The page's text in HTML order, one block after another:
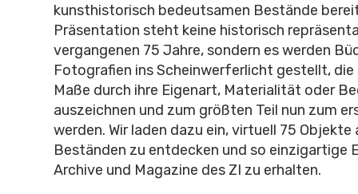
kunsthistorisch bedeutsamen Bestände
Präsentation steht keine historisch
vergangenen 75 Jahre, sondern es werden
Fotografien ins Scheinwerferlicht gestellt, die
Maße durch ihre Eigenart, Materialität oder
auszeichnen und zum größten Teil nun zum
werden. Wir laden dazu ein, virtuell 75 Objekte
Beständen zu entdecken und so einzigartige
Archive und Magazine des ZI zu erhalten.